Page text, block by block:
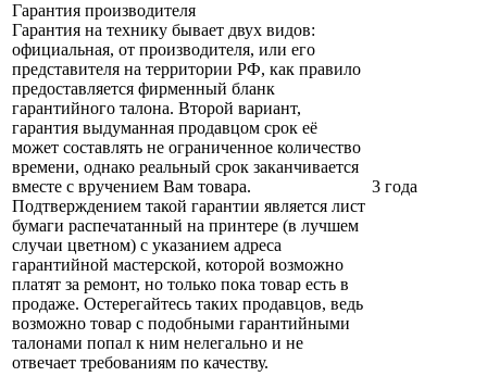
Гарантия производителя
Гарантия на технику бывает двух видов:
официальная, от производителя, или его
представителя на территории РФ, как правило
предоставляется фирменный бланк
гарантийного талона. Второй вариант,
гарантия выдуманная продавцом срок её
может составлять не ограниченное количество
времени, однако реальный срок заканчивается
вместе с вручением Вам товара.
Подтверждением такой гарантии является лист
бумаги распечатанный на принтере (в лучшем
случаи цветном) с указанием адреса
гарантийной мастерской, которой возможно
платят за ремонт, но только пока товар есть в
продаже. Остерегайтесь таких продавцов, ведь
возможно товар с подобными гарантийными
талонами попал к ним нелегально и не
отвечает требованиям по качеству.
3 года